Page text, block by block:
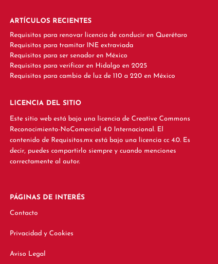
ARTÍCULOS RECIENTES
Requisitos para renovar licencia de conducir en Querétaro
Requisitos para tramitar INE extraviada
Requisitos para ser senador en México
Requisitos para verificar en Hidalgo en 2025
Requisitos para cambio de luz de 110 a 220 en México
LICENCIA DEL SITIO
Este sitio web está bajo una licencia de Creative Commons
Reconocimiento-NoComercial 4.0 Internacional. El
contenido de Requisitos.mx está bajo una licencia cc 4.0. Es
decir, puedes compartirlo siempre y cuando menciones
correctamente al autor.
PÁGINAS DE INTERÉS
Contacto
Privacidad y Cookies
Aviso Legal